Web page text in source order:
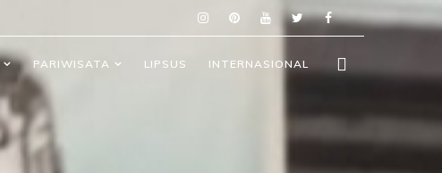
PARIWISATA LIPSUS INTERNASIONAL